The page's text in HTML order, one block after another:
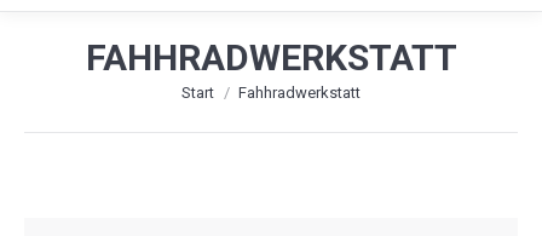
FAHHRADWERKSTATT
Sie befinden sich hier:
Start Fahhradwerkstatt